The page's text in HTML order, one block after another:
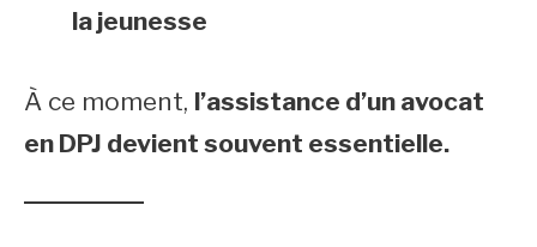
la jeunesse
À ce moment, l’assistance d’un avocat
en DPJ devient souvent essentielle.